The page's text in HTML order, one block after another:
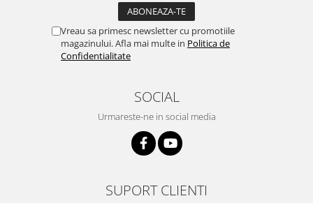
Vreau sa primesc newsletter cu promotiile
magazinului. Afla mai multe in Politica de
Confidentialitate
SOCIAL
Urmareste-ne in social media
SUPORT CLIENTI